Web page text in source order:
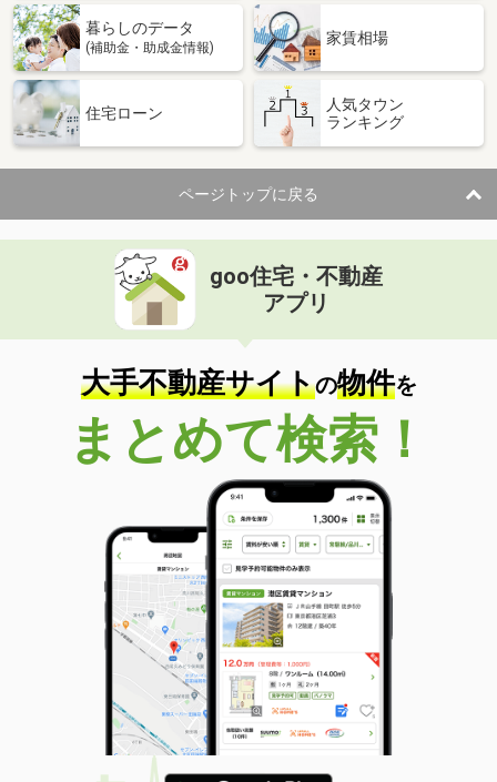
暮らしのデータ
(補助金・助成金情報)
家賃相場
住宅ローン
人気タウン
ランキング
ページトップに戻る
goo住宅・不動産
アプリ
大手不動産サイトの物件を
まとめて検索！